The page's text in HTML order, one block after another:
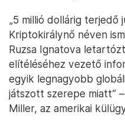
„5 millió dollárig terjedő
Kriptokirálynő néven
Ruzsa Ignatova
elítéléséhez vezető
egyik legnagyobb
játszott szerepe miatt”
Miller, az amerikai